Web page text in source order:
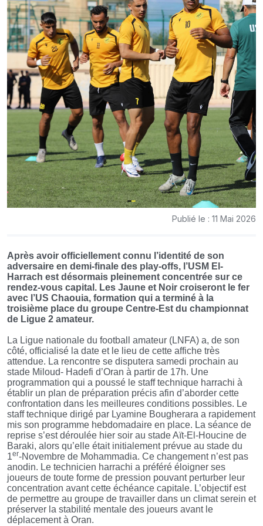
Publié le : 11 Mai 2026
Après avoir officiellement connu l’identité de son
adversaire en demi-finale des play-offs, l’USM El-
Harrach est désormais pleinement concentrée sur ce
rendez-vous capital. Les Jaune et Noir croiseront le fer
avec l’US Chaouia, formation qui a terminé à la
troisième place du groupe Centre-Est du championnat
de Ligue 2 amateur.
La Ligue nationale du football amateur (LNFA) a, de son
côté, officialisé la date et le lieu de cette affiche très
attendue. La rencontre se disputera samedi prochain au
stade Miloud- Hadefi d’Oran à partir de 17h. Une
programmation qui a poussé le staff technique harrachi à
établir un plan de préparation précis afin d’aborder cette
confrontation dans les meilleures conditions possibles. Le
staff technique dirigé par Lyamine Bougherara a rapidement
mis son programme hebdomadaire en place. La séance de
reprise s’est déroulée hier soir au stade Aït-El-Houcine de
Baraki, alors qu’elle était initialement prévue au stade du
1er-Novembre de Mohammadia. Ce changement n’est pas
anodin. Le technicien harrachi a préféré éloigner ses
joueurs de toute forme de pression pouvant perturber leur
concentration avant cette échéance capitale. L’objectif est
de permettre au groupe de travailler dans un climat serein et
préserver la stabilité mentale des joueurs avant le
déplacement à Oran.